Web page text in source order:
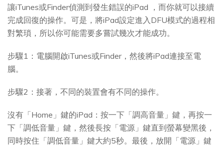
讓iTunes或Finder偵測到發生錯誤的iPad ，而你就可以接續
完成回復的操作。可是，將iPad設定進入DFU模式的過程相
對繁瑣，所以你可能需要多嘗試幾次才能成功。
步驟1：電腦開啟iTunes或Finder，然後將iPad連接至電
腦。
步驟2：接著，不同的裝置會有不同的操作。
沒有「Home」鍵的iPad：按一下「調高音量」鍵，再按一
下「調低音量」鍵，然後長按「電源」鍵直到螢幕變黑後，
同時按住「調低音量」鍵大約5秒。最後，放開「電源」鍵